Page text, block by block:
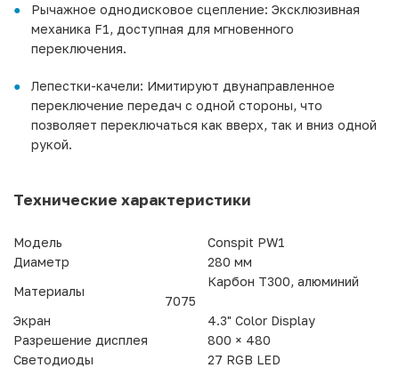
Рычажное однодисковое сцепление: Эксклюзивная
механика F1, доступная для мгновенного
переключения.
Лепестки-качели: Имитируют двунаправленное
переключение передач с одной стороны, что
позволяет переключаться как вверх, так и вниз одной
рукой.
Технические характеристики
Модель
Conspit PW1
Диаметр
280 мм
Материалы
Карбон T300, алюминий
7075
Экран
4.3" Color Display
Разрешение дисплея
800 × 480
Светодиоды
27 RGB LED